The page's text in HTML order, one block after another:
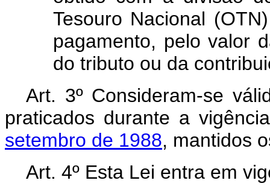
Tesouro Nacional
pagamento, pelo valor
do tributo ou da
Art. 3º Consideram-se
praticados durante a
setembro de 1988, mantidos
Art. 4º Esta Lei entra em